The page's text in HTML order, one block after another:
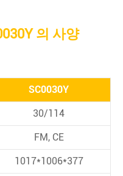
의 사양
SC0030Y
30/114
FM, CE
1017*1006*377